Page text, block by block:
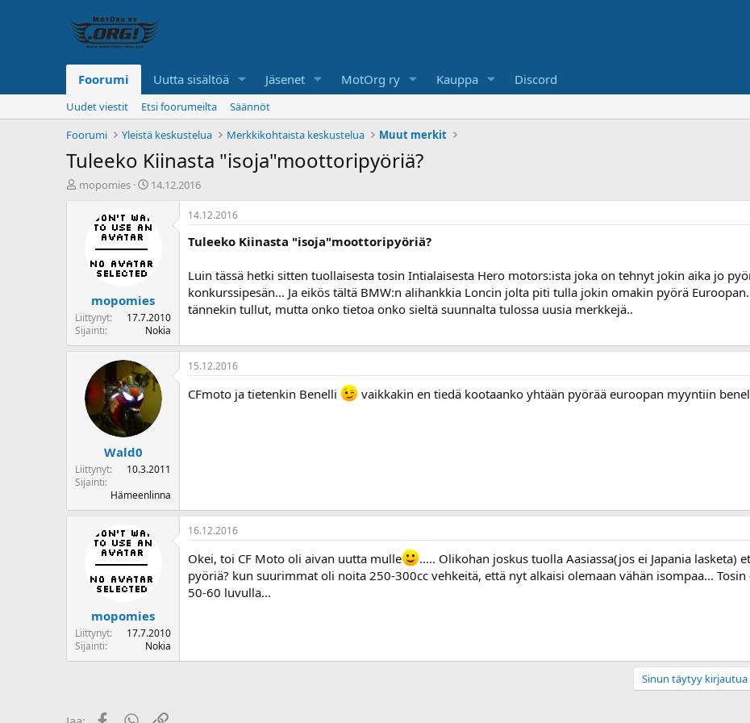
Foorumi Uutta sisältöä Jäsenet MotOrg ry Kauppa Discord
Uudet viestit Etsi foorumeilta
Säännöt
Foorumi
Yleistä keskustelua Merkkikohtaista keskustelua Muut merkit
Tuleeko Kiinasta "isoja"moottoripyöriä?
K
u
n
a
mopomies
A
i
s
ä
i
v
ä
14.12.2016
mopomies
Liittynyt
17.7.2010
Sijainti
Nokia
14.12.2016
Tuleeko Kiinasta "isoja"moottoripyöriä?
Luin tässä hetki sitten tuollaisesta tosin Intialaisesta Hero motors:ista joka on tehnyt jokin aika jo
konkurssipesän... Ja eikös tältä BMW:n alihankkia Loncin jolta piti tulla jokin omakin pyörä
tännekin tullut, mutta onko tietoa onko sieltä suunnalta tulossa uusia merkkejä..
Wald0
Liittynyt
10.3.2011
Sijainti
Hämeenlinna
15.12.2016
CFmoto ja tietenkin Benelli vaikkakin en tiedä kootaanko yhtään pyörää euroopan myyntiin
mopomies
Liittynyt
17.7.2010
Sijainti
Nokia
16.12.2016
Okei, toi CF Moto oli aivan uutta mulle
..... Olikohan joskus tuolla Aasiassa(jos ei Japania lasketa)
pyöriä? kun suurimmat oli noita 250-300cc vehkeitä, että nyt alkaisi olemaan vähän isompaa...
50-60 luvulla...
Sinun täytyy kirjautua
FacebookWhatsApp
Linkki